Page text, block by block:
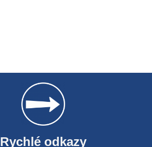
Rychlé odkazy